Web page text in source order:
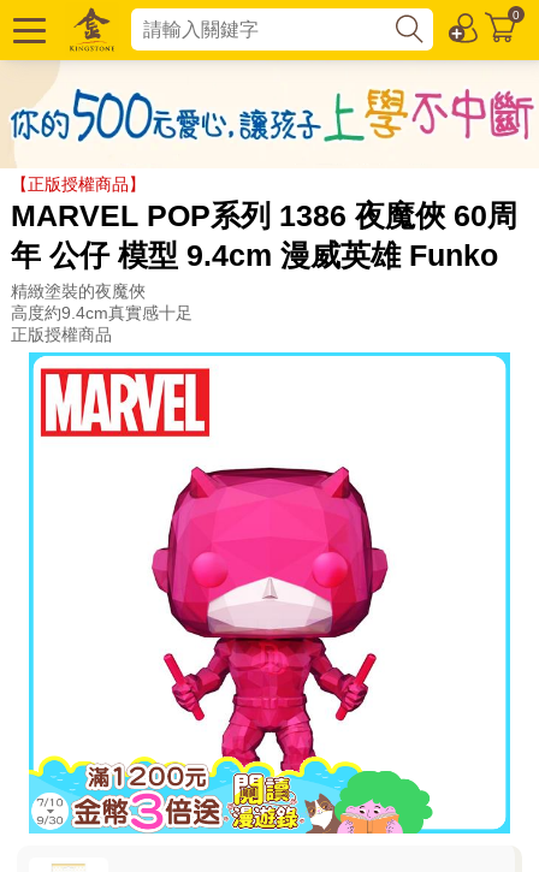
0
【正版授權商品】
MARVEL POP系列 1386 夜魔俠 60周
年 公仔 模型 9.4cm 漫威英雄 Funko
精緻塗裝的夜魔俠
高度約9.4cm真實感十足
正版授權商品